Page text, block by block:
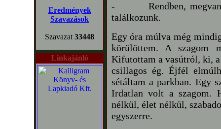
Eredmények
Szavazások
Szavazat 33448
Linkajánló
-
Rendben,
találkozunk.
Egy óra múlva még
körülöttem. A szagom
Kifutottam a vasútról, ki,
csillagos ég. Éjfél
sétáltam a parkban. Egy
Irdatlan volt a szagom.
nélkül, élet nélkül,
egyszerre.